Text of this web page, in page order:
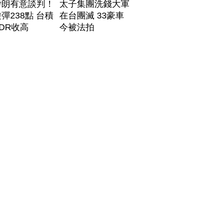
有意談判！
238點 台積
收高
太子集團洗錢大軍
在台團滅 33豪車
今被法拍